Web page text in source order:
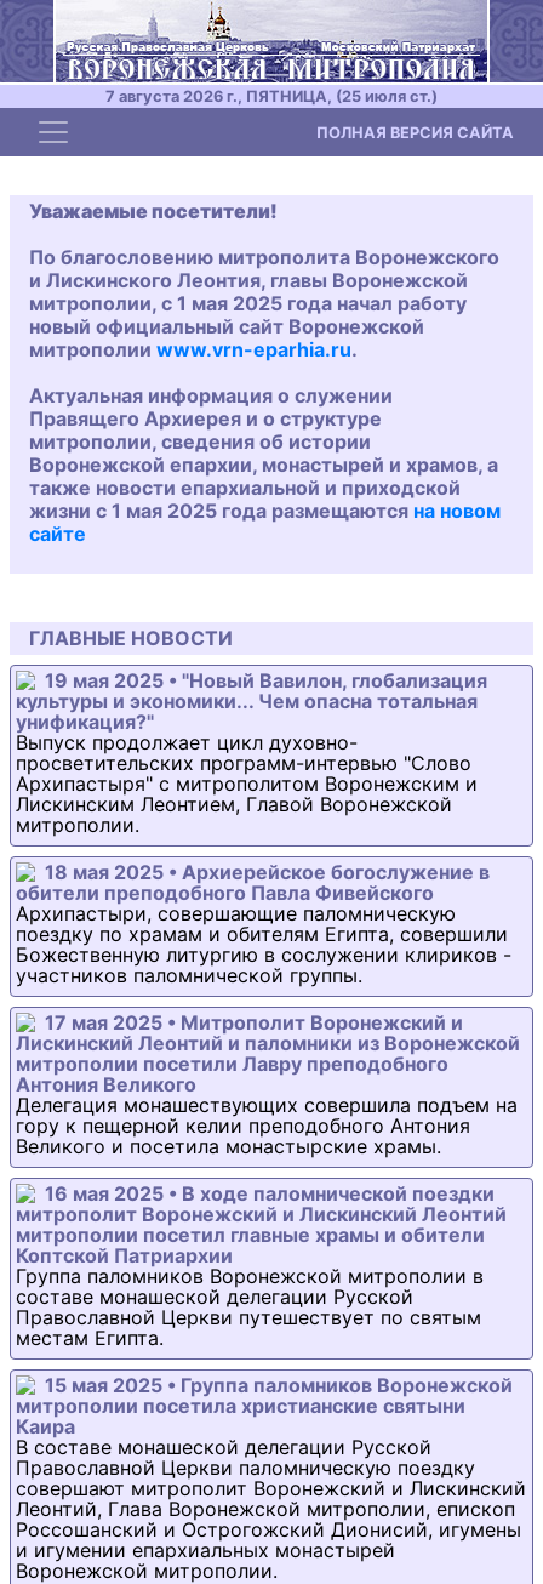
7 августа 2026 г., ПЯТНИЦА, (25 июля ст.)
Toggle navigation ПОЛНАЯ ВЕРСИЯ САЙТА
Уважаемые посетители!
По благословению митрополита Воронежского
и Лискинского Леонтия, главы Воронежской
митрополии, с 1 мая 2025 года начал работу
новый официальный сайт Воронежской
митрополии www.vrn-eparhia.ru.
Актуальная информация о служении
Правящего Архиерея и о структуре
митрополии, сведения об истории
Воронежской епархии, монастырей и храмов, а
также новости епархиальной и приходской
жизни с 1 мая 2025 года размещаются на новом
сайте
ГЛАВНЫЕ НОВОСТИ
19 мая 2025 • "Новый Вавилон, глобализация
культуры и экономики... Чем опасна тотальная
унификация?"
Выпуск продолжает цикл духовно-
просветительских программ-интервью "Слово
Архипастыря" с митрополитом Воронежским и
Лискинским Леонтием, Главой Воронежской
митрополии.
18 мая 2025 • Архиерейское богослужение в
обители преподобного Павла Фивейского
Архипастыри, совершающие паломническую
поездку по храмам и обителям Египта, совершили
Божественную литургию в сослужении клириков -
участников паломнической группы.
17 мая 2025 • Митрополит Воронежский и
Лискинский Леонтий и паломники из Воронежской
митрополии посетили Лавру преподобного
Антония Великого
Делегация монашествующих совершила подъем на
гору к пещерной келии преподобного Антония
Великого и посетила монастырские храмы.
16 мая 2025 • В ходе паломнической поездки
митрополит Воронежский и Лискинский Леонтий
митрополии посетил главные храмы и обители
Коптской Патриархии
Группа паломников Воронежской митрополии в
составе монашеской делегации Русской
Православной Церкви путешествует по святым
местам Египта.
15 мая 2025 • Группа паломников Воронежской
митрополии посетила христианские святыни
Каира
В составе монашеской делегации Русской
Православной Церкви паломническую поездку
совершают митрополит Воронежский и Лискинский
Леонтий, Глава Воронежской митрополии, епископ
Россошанский и Острогожский Дионисий, игумены
и игумении епархиальных монастырей
Воронежской митрополии.